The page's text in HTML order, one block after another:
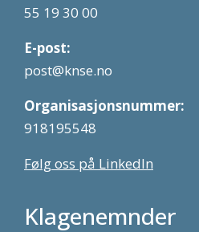
55 19 30 00
E-post:
post@knse.no
Organisasjonsnummer:
918195548
Følg oss på LinkedIn
Klagenemnder